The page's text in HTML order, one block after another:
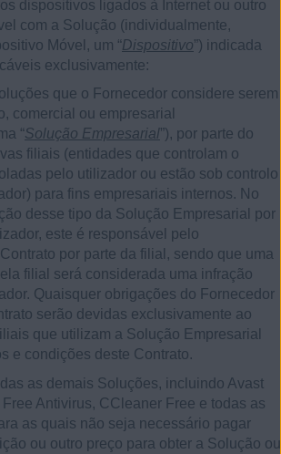
dispositivos ligados à Internet ou outro
com a Solução (individualmente,
Móvel, um “Dispositivo”) indicada
exclusivamente:
que o Fornecedor considere serem
comercial ou empresarial
“Solução Empresarial”), por parte do
filiais (entidades que controlam o
pelo utilizador ou estão sob controlo
para fins empresariais internos. No
desse tipo da Solução Empresarial por
este é responsável pelo
por parte da filial, sendo que uma
filial será considerada uma infração
Quaisquer obrigações do Fornecedor
serão devidas exclusivamente ao
que utilizam a Solução Empresarial
e condições deste Contrato.
as demais Soluções, incluindo Avast
Free Antivirus, CCleaner Free e todas as
as quais não seja necessário pagar
ou outro preço para obter a Solução ou